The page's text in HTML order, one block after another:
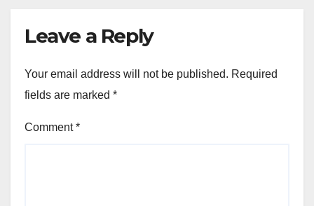
Leave a Reply
Your email address will not be published. Required
fields are marked *
Comment*